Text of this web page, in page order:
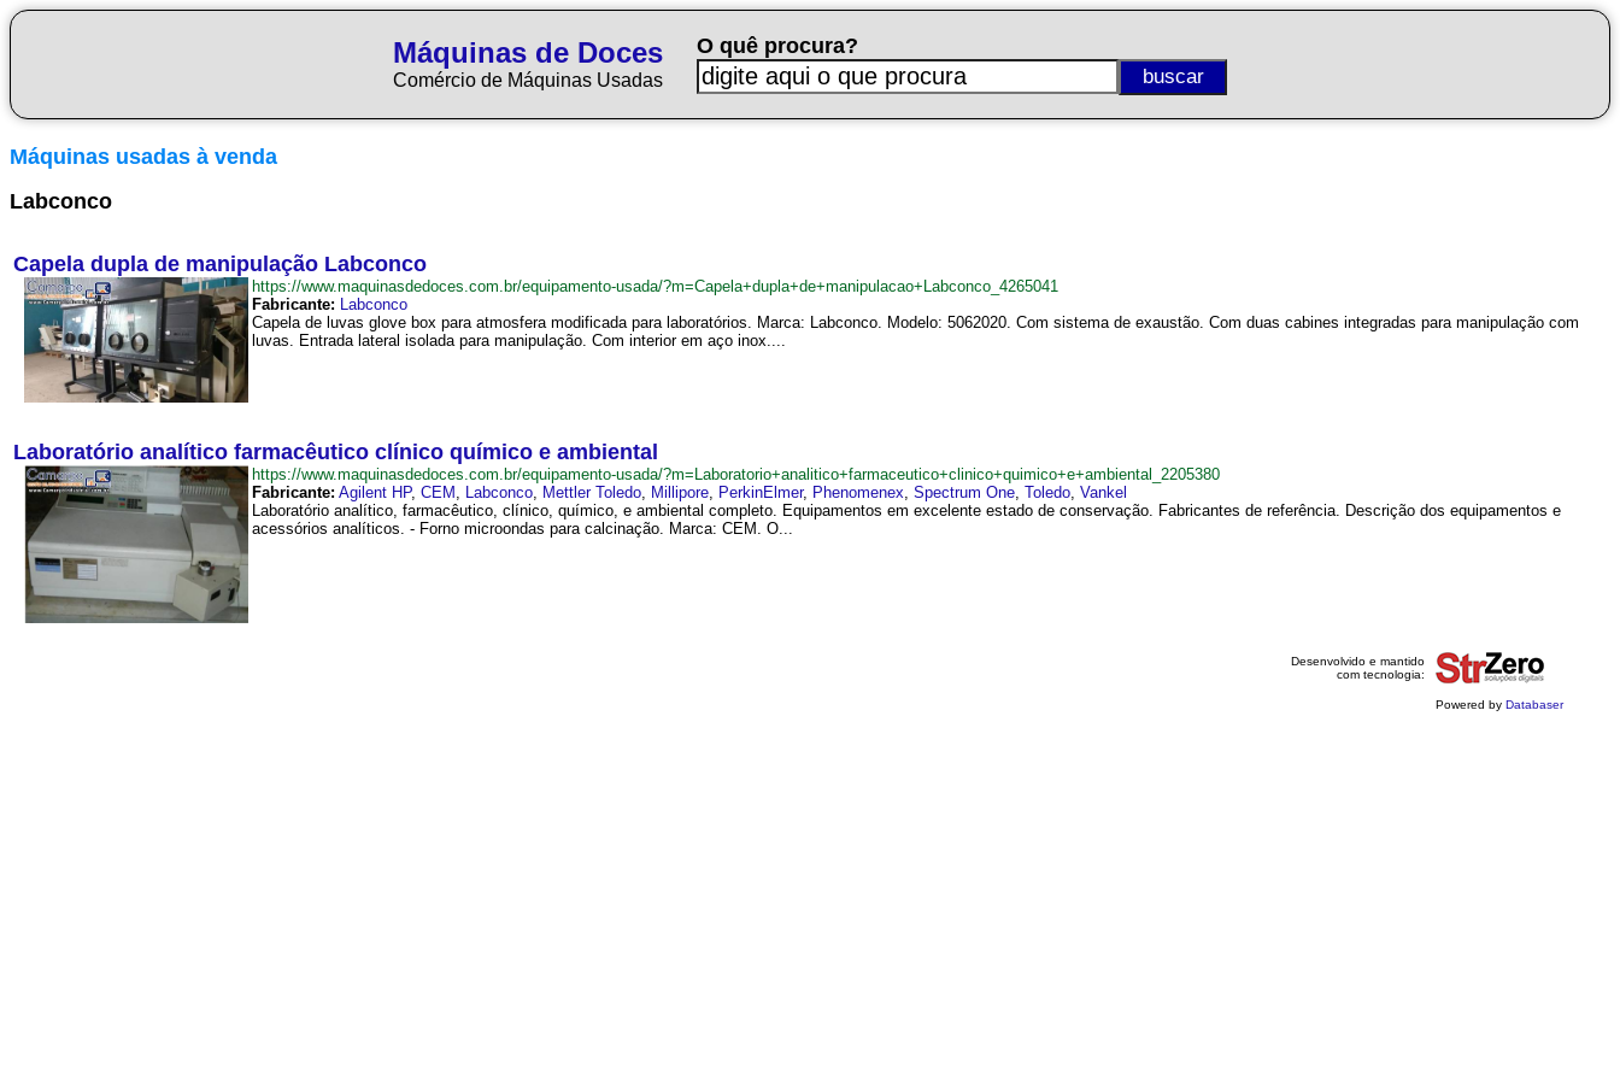
Máquinas de Doces
Comércio de Máquinas Usadas
O quê procura?
Máquinas usadas à venda
Labconco
Capela dupla de manipulação Labconco
https://www.maquinasdedoces.com.br/equipamento-usada/?m=Capela+dupla+de+manipulacao+Labconco_4265041
Fabricante: Labconco
Capela de luvas glove box para atmosfera modificada para laboratórios. Marca: Labconco. Modelo: 5062020. Com sistema de exaustão. Com duas cabines integradas para manipulação com
luvas. Entrada lateral isolada para manipulação. Com interior em aço inox....
Laboratório analítico farmacêutico clínico químico e ambiental
https://www.maquinasdedoces.com.br/equipamento-usada/?m=Laboratorio+analitico+farmaceutico+clinico+quimico+e+ambiental_2205380
Fabricante: Agilent HP, CEM , Labconco, Mettler Toledo, Millipore, PerkinElmer, Phenomenex, Spectrum One, Toledo, Vankel
Laboratório analítico, farmacêutico, clínico, químico, e ambiental completo. Equipamentos em excelente estado de conservação. Fabricantes de referência. Descrição dos equipamentos e
acessórios analíticos. - Forno microondas para calcinação. Marca: CEM. O...
Desenvolvido e mantido
com tecnologia:
Powered by Databaser